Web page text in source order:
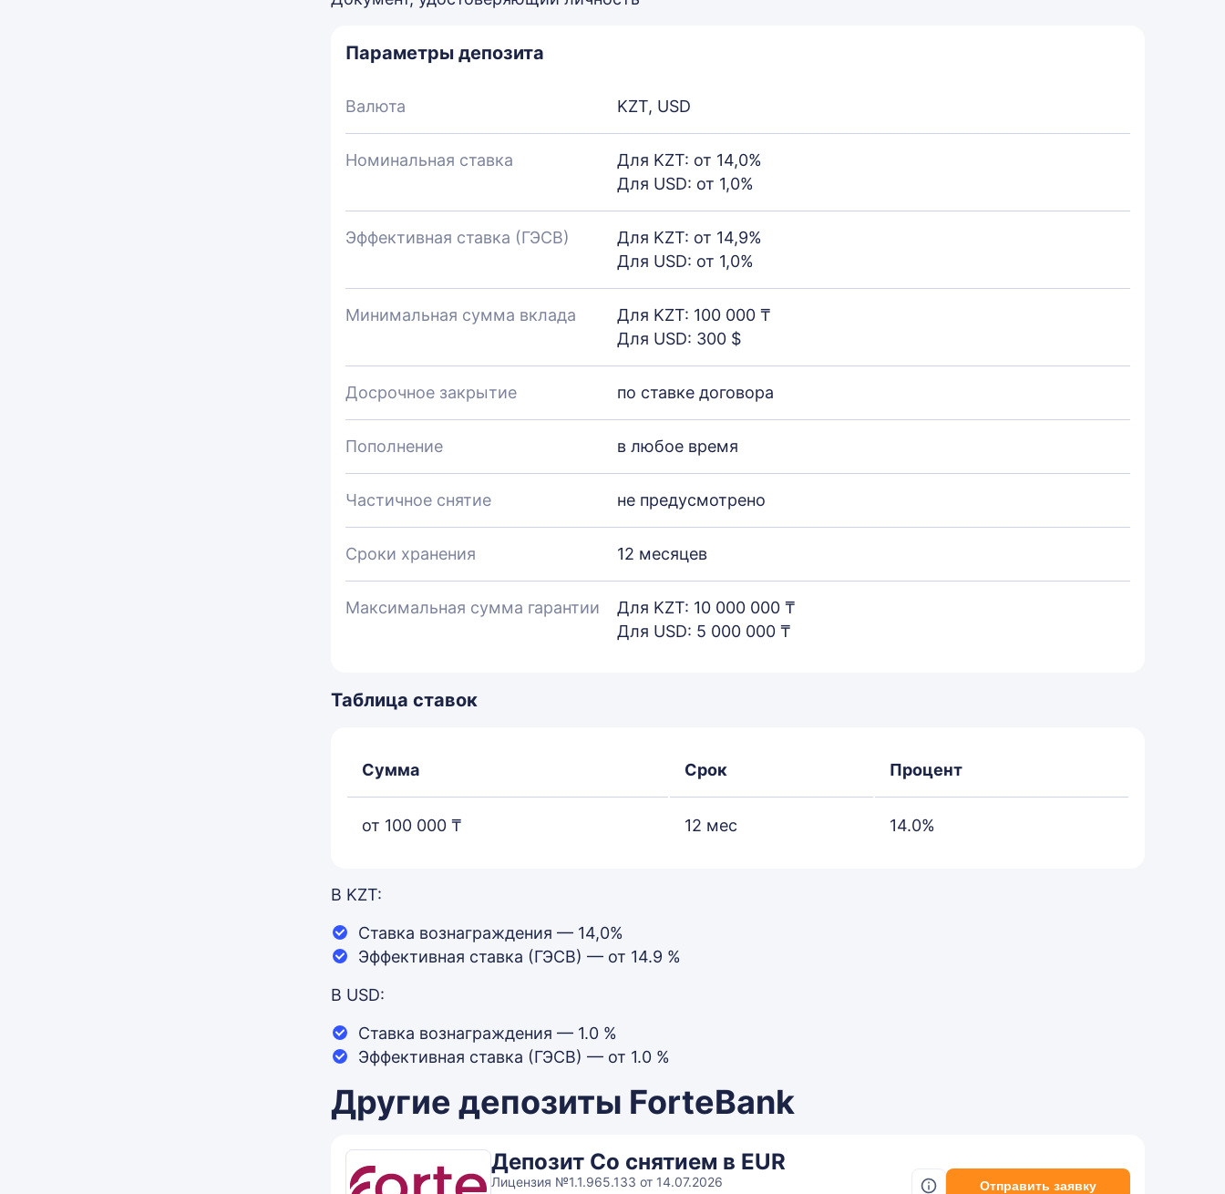
Параметры депозита
Валюта KZT, USD
Номинальная ставка
Для KZT: от 14,0%
Для USD: от 1,0%
Эффективная ставка (ГЭСВ)
Для KZT: от 14,9%
Для USD: от 1,0%
Минимальная сумма вклада
Для KZT: 100 000 ₸
Для USD: 300 $
Досрочное закрытие по ставке договора
Пополнение в любое время
Частичное снятие не предусмотрено
Сроки хранения 12 месяцев
Максимальная сумма гарантии
Для KZT: 10 000 000 ₸
Для USD: 5 000 000 ₸
Таблица ставок
Сумма Срок Процент
от 100 000 ₸ 12 мес 14.0%
В KZT:
Ставка вознаграждения — 14,0%
Эффективная ставка (ГЭСВ) — от 14.9 %
В USD:
Ставка вознаграждения — 1.0 %
Эффективная ставка (ГЭСВ) — от 1.0 %
Другие депозиты ForteBank
Депозит Со снятием в EUR
Лицензия №1.1.965.133 от 14.07.2026 Отправить заявку